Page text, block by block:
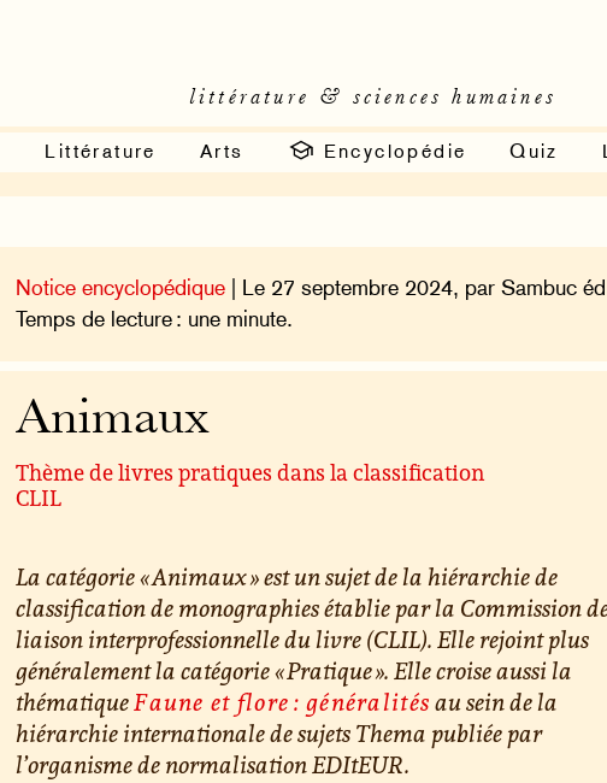
littérature & sciences humaines
Littérature Arts Encyclopédie Quiz
Notice encyclopédique | Le 27 septembre 2024, par Sambuc
Temps de lecture : une minute.
Animaux
Thème de livres pratiques dans la classification
CLIL
La catégorie « Animaux » est un sujet de la hiérarchie de
classification de monographies établie par la Commission
liaison interprofessionnelle du livre (CLIL). Elle rejoint plus
généralement la catégorie « Pratique ». Elle croise aussi la
thématiqueFaune et flore : généralitésau sein de la
hiérarchie internationale de sujets Thema publiée par
l’organisme de normalisation EDItEUR.